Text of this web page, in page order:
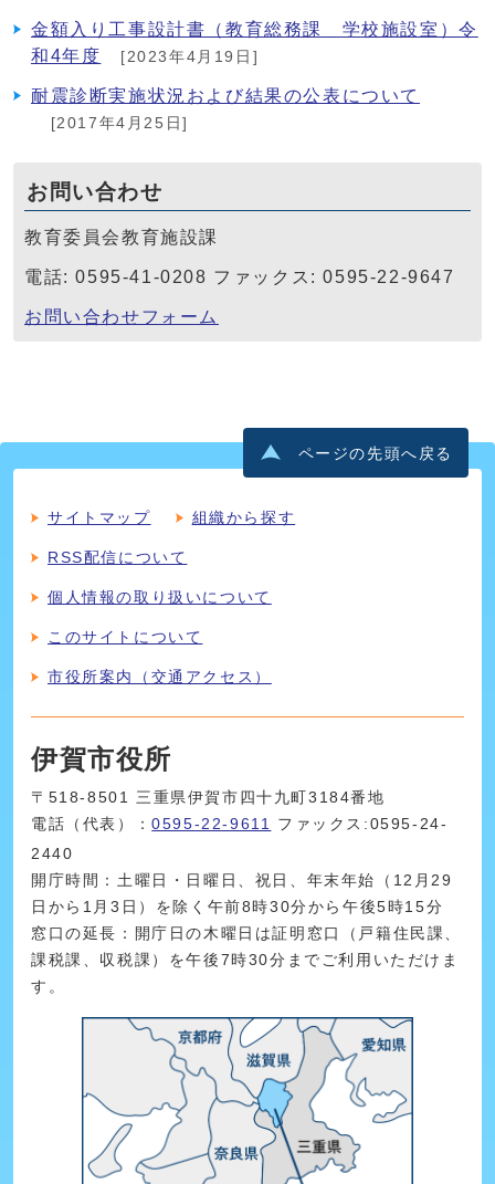
金額入り工事設計書（教育総務課 学校施設室）令
和4年度
[2023年4月19日]
耐震診断実施状況および結果の公表について
[2017年4月25日]
お問い合わせ
教育委員会教育施設課
電話: 0595-41-0208 ファックス: 0595-22-9647
お問い合わせフォーム
ページの先頭へ戻る
サイトマップ 組織から探す
RSS配信について
個人情報の取り扱いについて
このサイトについて
市役所案内（交通アクセス）
伊賀市役所
〒518-8501 三重県伊賀市四十九町3184番地
電話（代表）：0595-22-9611
ファックス:0595-24-
2440
開庁時間：土曜日・日曜日、祝日、年末年始（12月29
日から1月3日）を除く午前8時30分から午後5時15分
窓口の延長：開庁日の木曜日は証明窓口（戸籍住民課、
課税課、収税課）を午後7時30分までご利用いただけま
す。